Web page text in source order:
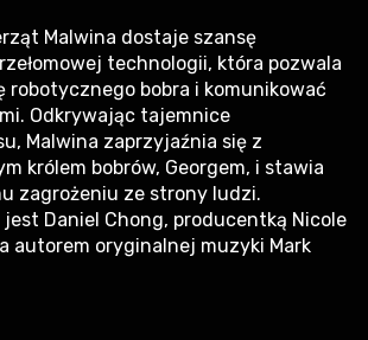
Malwina dostaje szansę
technologii, która pozwala
robotycznego bobra i komunikować
Odkrywając tajemnice
Malwina zaprzyjaźnia się z
królem bobrów, Georgem, i stawia
zagrożeniu ze strony ludzi.
jest Daniel Chong, producentką Nicole
autorem oryginalnej muzyki Mark